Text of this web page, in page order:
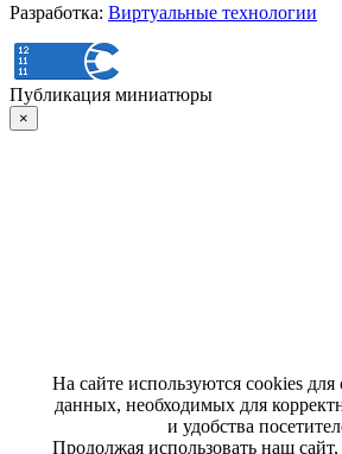
Разработка: Виртуальные технологии
Публикация миниатюры
×
На сайте используются cookies для
данных, необходимых для
и удобства
Продолжая использовать наш